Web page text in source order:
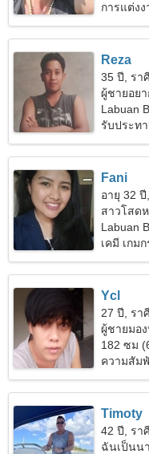
การแต่ง
Reza
35 ปี, รา
ผู้ชายอย
Labuan
รับประท
Fani
อายุ 32
สาวโสด
Labuan
เคมี เกม
Ycl
27 ปี, รา
ผู้ชายมอ
182 ซม
ความสัม
Timoty
42 ปี, รา
ฉันเป็นน